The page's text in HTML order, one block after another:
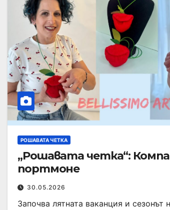
РОШАВАТА ЧЕТКА
„Рошавата четка“:
портмоне
30.05.2026
Започва лятната ваканция и сезонът